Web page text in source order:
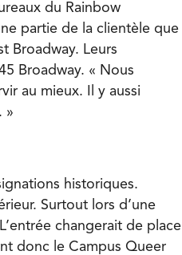
du Rainbow
partie de la clientèle que
Broadway. Leurs
Broadway. « Nous
au mieux. Il y aussi
»
historiques.
Surtout lors d’une
changerait de place
donc le Campus Queer